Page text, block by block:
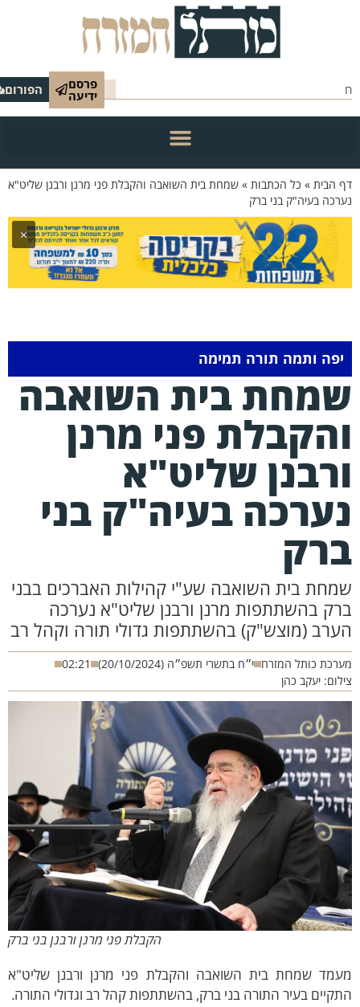
פרסם
ידיעה הפורום
»כל הכתבות»שמחת בית השואבה והקבלת פני מרנן ורבנן שליט"א
בעיה"ק בני ברק
×
ותמה תורה תמימה
בית השואבה
פני מרנן
שליט"א
בעיה"ק בני
בית השואבה שע"י קהילות האברכים בבני
בהשתתפות מרנן ורבנן שליט"א נערכה
(מוצש"ק) בהשתתפות גדולי תורה וקהל רב
כותל המזרח י״ח בתשרי תשפ״ה (20/10/2024)
02:21
יעקב כהן
הקבלת פני מרנן ורבנן בני ברק
שמחת בית השואבה והקבלת פני מרנן ורבנן שליט"א
בעיר התורה בני ברק, בהשתתפות קהל רב וגדולי התורה.